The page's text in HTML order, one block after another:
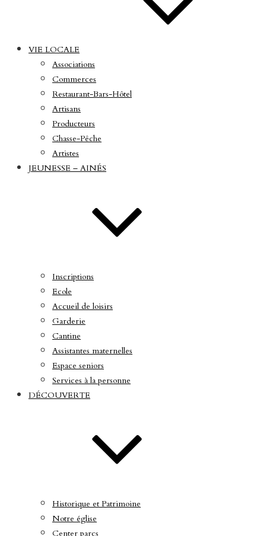
VIE LOCALE
Associations
Commerces
Restaurant-Bars-Hôtel
Artisans
Producteurs
Chasse-Pêche
Artistes
JEUNESSE – AINÉS
Inscriptions
Ecole
Accueil de loisirs
Garderie
Cantine
Assistantes maternelles
Espace seniors
Services à la personne
DÉCOUVERTE
Historique et Patrimoine
Notre église
Center parcs